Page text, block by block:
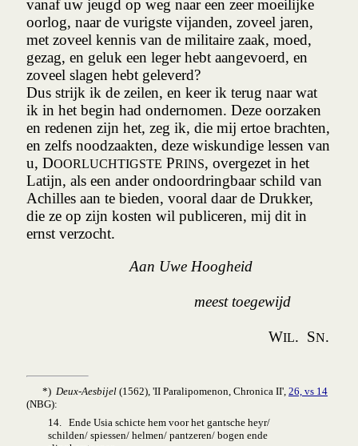
vanaf uw jeugd op weg naar een zeer moeilijke
oorlog, naar de vurigste vijanden, zoveel jaren,
met zoveel kennis van de militaire zaak, moed,
gezag, en geluk een leger hebt aangevoerd, en
zoveel slagen hebt geleverd?
Dus strijk ik de zeilen, en keer ik terug naar wat
ik in het begin had ondernomen. Deze oorzaken
en redenen zijn het, zeg ik, die mij ertoe brachten,
en zelfs noodzaakten, deze wiskundige lessen van
u, DOORLUCHTIGSTE PRINS, overgezet in het
Latijn, als een ander ondoordringbaar schild van
Achilles aan te bieden, vooral daar de Drukker,
die ze op zijn kosten wil publiceren, mij dit in
ernst verzocht.
Aan Uwe Hoogheid
meest toegewijd
WIL. SN.
*) Deux-Aesbijel (1562), 'II Paralipomenon, Chronica II', 26, vs 14
(NBG):
14. Ende Usia schicte hem voor het gantsche heyr/
schilden/ spiessen/ helmen/ pantzeren/ bogen ende